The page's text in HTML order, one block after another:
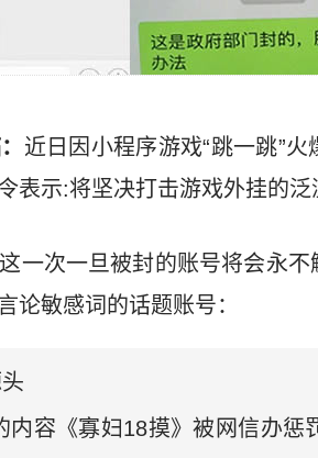
近日因小程序游戏“跳一跳”火
表示:将坚决打击游戏外挂的泛
一次一旦被封的账号将会永
论敏感词的话题账号：
容《寡妇18摸》被网信办惩